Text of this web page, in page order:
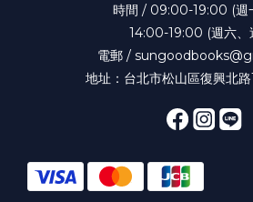
時間 / 09:00-19:00 (週
14:00-19:00 (週六、
電郵 /
地址：台北市松山區復興北